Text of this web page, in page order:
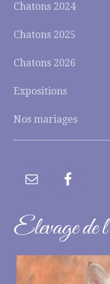
Chatons 2024
Chatons 2025
Chatons 2026
Expositions
Nos mariages
Elevage de